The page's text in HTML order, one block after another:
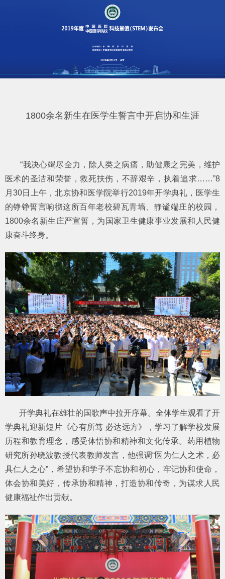
1800余名新生在医学生誓言中开启协和生涯
“我决心竭尽全力，除人类之病痛，助健康之完美，维护
医术的圣洁和荣誉，救死扶伤，不辞艰辛，执着追求……”8
月30日上午，北京协和医学院举行2019年开学典礼，医学生
的铮铮誓言响彻这所百年老校碧瓦青墙、静谧端庄的校园，
1800余名新生庄严宣誓，为国家卫生健康事业发展和人民健
康奋斗终身。
开学典礼在雄壮的国歌声中拉开序幕。全体学生观看了开
学典礼迎新短片《心有所笃 必达远方》，学习了解学校发展
历程和教育理念，感受体悟协和精神和文化传承。药用植物
研究所孙晓波教授代表教师发言，他强调“医为仁人之术，必
具仁人之心”，希望协和学子不忘协和初心，牢记协和使命，
体会协和美好，传承协和精神，打造协和传奇，为谋求人民
健康福祉作出贡献。